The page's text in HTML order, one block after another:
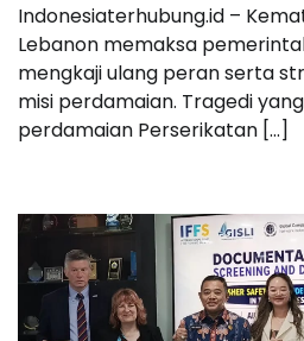
Indonesiaterhubung.id –
Lebanon memaksa
mengkaji ulang peran serta
misi perdamaian. Tragedi
perdamaian Perserikatan […]